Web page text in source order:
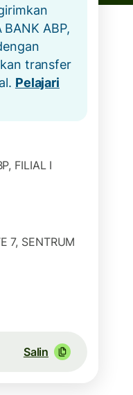
BANK ABP,
transfer
Pelajari
FILIAL I
7, SENTRUM
Salin